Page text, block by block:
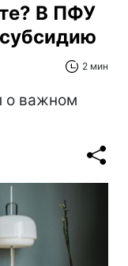
В ПФУ
2 мин
о важном